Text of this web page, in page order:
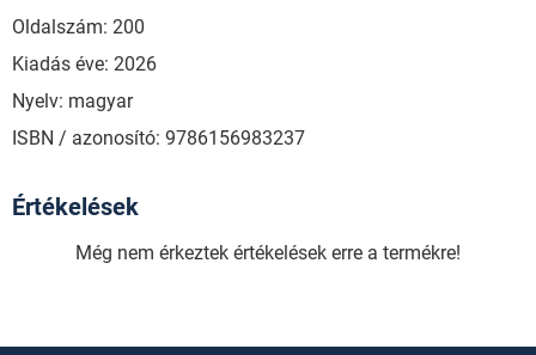
Oldalszám: 200
Kiadás éve: 2026
Nyelv: magyar
ISBN / azonosító: 9786156983237
Értékelések
Még nem érkeztek értékelések erre a termékre!